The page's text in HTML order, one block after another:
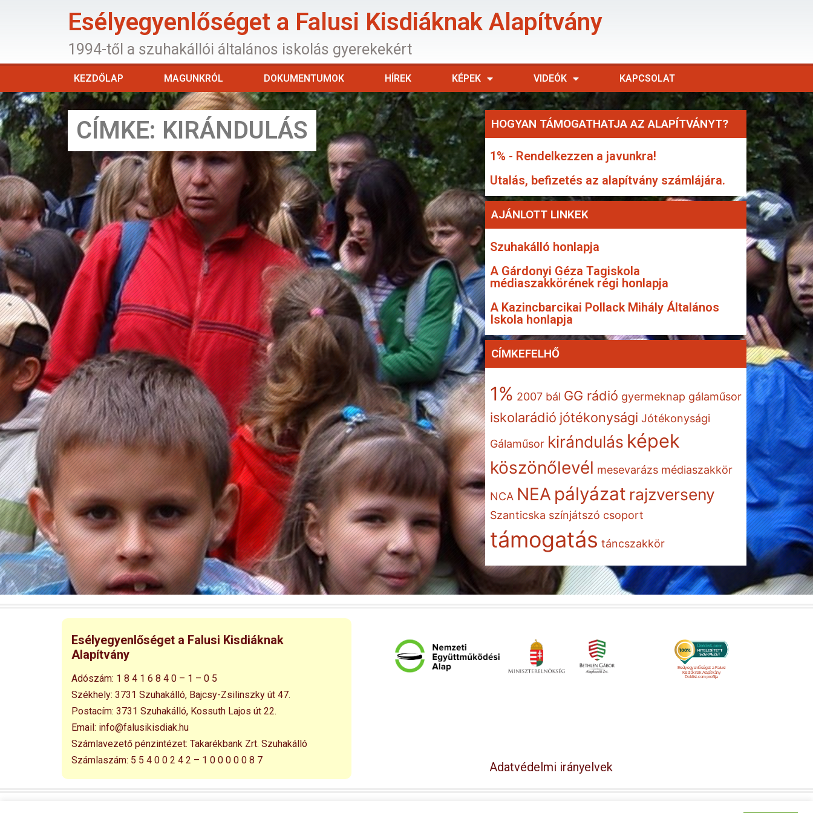
Esélyegyenlőséget a Falusi Kisdiáknak Alapítvány
1994-től a szuhakállói általános iskolás gyerekekért
KEZDŐLAP MAGUNKRÓL DOKUMENTUMOK HÍREK KÉPEK VIDEÓK KAPCSOLAT
CÍMKE: KIRÁNDULÁS HOGYAN TÁMOGATHATJA AZ ALAPÍTVÁNYT?
1% - Rendelkezzen a javunkra!
Utalás, befizetés az alapítvány számlájára.
AJÁNLOTT LINKEK
Szuhakálló honlapja
A Gárdonyi Géza Tagiskola
médiaszakkörének régi honlapja
A Kazincbarcikai Pollack Mihály Általános
Iskola honlapja
CÍMKEFELHŐ
1% 2007 bál GG rádió gyermeknap gálaműsor
iskolarádió jótékonysági Jótékonysági
Gálaműsor kirándulás képek
köszönőlevél mesevarázs médiaszakkör
NCA NEA pályázat rajzverseny
Szanticska színjátszó csoport
támogatás táncszakkör
Esélyegyenlőséget a Falusi Kisdiáknak
Alapítvány
Adószám: 1 8 4 1 6 8 4 0 – 1 – 0 5
Székhely: 3731 Szuhakálló, Bajcsy-Zsilinszky út 47.
Postacím: 3731 Szuhakálló, Kossuth Lajos út 22.
Email: info@falusikisdiak.hu
Számlavezető pénzintézet: Takarékbank Zrt. Szuhakálló
Számlaszám: 5 5 4 0 0 2 4 2 – 1 0 0 0 0 0 8 7
Esélyegyenlőséget a Falusi
Kisdiáknak Alapítvány
Doklist.com profilja
Adatvédelmi irányelvek